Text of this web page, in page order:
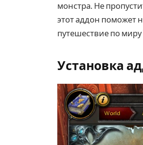
монстра. Не
этот аддон поможет
путешествие по
Установка